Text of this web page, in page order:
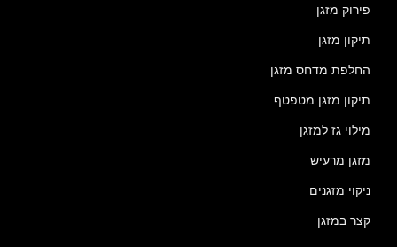
פירוק מזגן
תיקון מזגן
החלפת מדחס מזגן
תיקון מזגן מטפטף
מילוי גז למזגן
מזגן מרעיש
ניקוי מזגנים
קצר במזגן